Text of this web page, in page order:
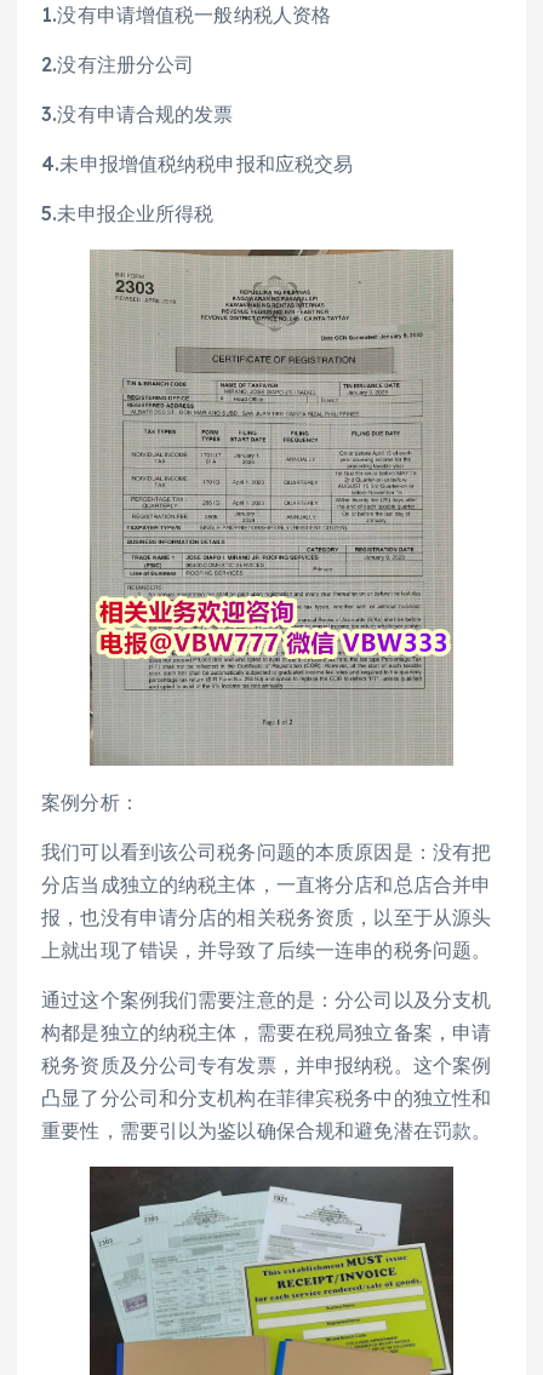
1.没有申请增值税一般纳税人资格
2.没有注册分公司
3.没有申请合规的发票
4.未申报增值税纳税申报和应税交易
5.未申报企业所得税
案例分析：
我们可以看到该公司税务问题的本质原因是：没有把
分店当成独立的纳税主体，一直将分店和总店合并申
报，也没有申请分店的相关税务资质，以至于从源头
上就出现了错误，并导致了后续一连串的税务问题。
通过这个案例我们需要注意的是：分公司以及分支机
构都是独立的纳税主体，需要在税局独立备案，申请
税务资质及分公司专有发票，并申报纳税。这个案例
凸显了分公司和分支机构在菲律宾税务中的独立性和
重要性，需要引以为鉴以确保合规和避免潜在罚款。